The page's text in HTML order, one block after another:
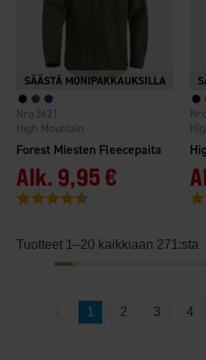
Forest Miesten Fleecepaita
High Mountain
3621
Alk. 9,95 €
Arvio:
Tuotteet 1–20 kaikkiaan 271:sta
1 2 3 4